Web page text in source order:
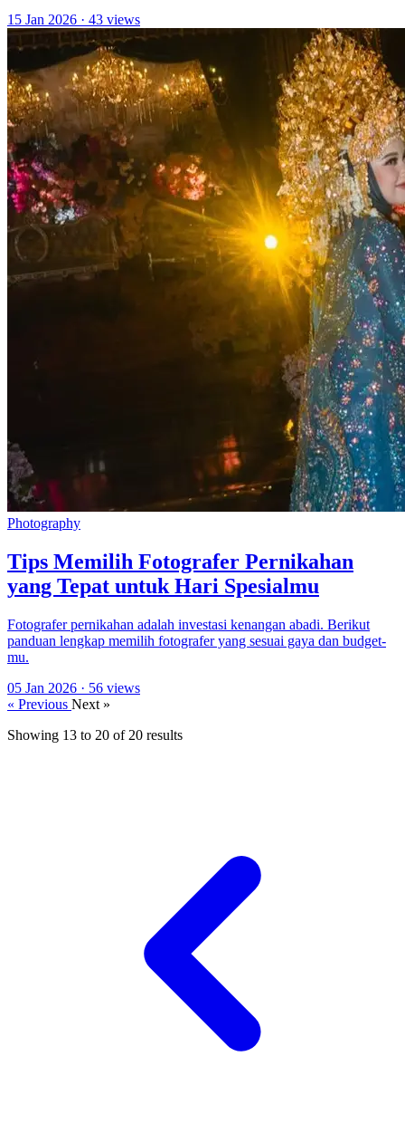
15 Jan 2026 · 43 views
Photography
Tips Memilih Fotografer Pernikahan
yang Tepat untuk Hari Spesialmu
Fotografer pernikahan adalah investasi kenangan abadi. Berikut
panduan lengkap memilih fotografer yang sesuai gaya dan budget-
mu.
05 Jan 2026 · 56 views
« Previous Next »
Showing 13 to 20 of 20 results